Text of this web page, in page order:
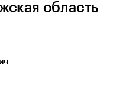
область